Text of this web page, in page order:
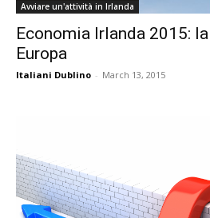
Avviare un'attività in Irlanda
Economia Irlanda 2015:
Europa
Italiani Dublino - March 13, 2015